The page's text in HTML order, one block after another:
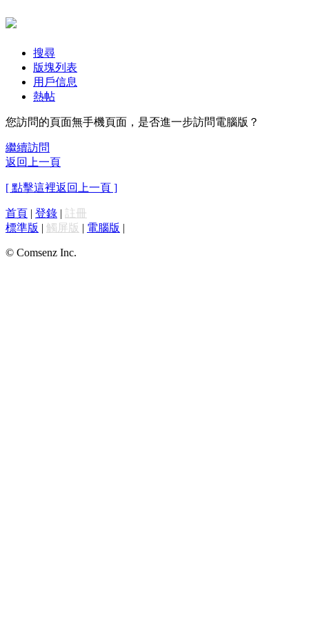
搜尋
版塊列表
用戶信息
熱帖
您訪問的頁面無手機頁面，是否進一步訪問電腦版？
繼續訪問
返回上一頁
[ 點擊這裡返回上一頁 ]
首頁 | 登錄 | 註冊
標準版 | 觸屏版 | 電腦版 |
© Comsenz Inc.